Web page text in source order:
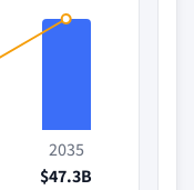
2035
$47.3B